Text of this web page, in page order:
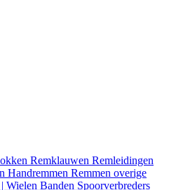
Remklauwen Remleidingen
Handremmen Remmen overige
Wielen Banden Spoorverbreders